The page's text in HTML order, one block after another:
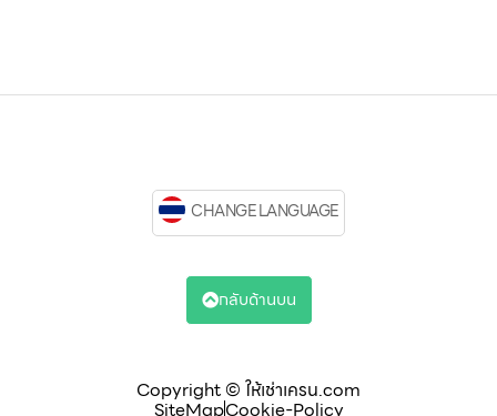
Copyright © ให้เช่าเครน.com
SiteMapCookie-Policy
CHANGE LANGUAGE
กลับด้านบน